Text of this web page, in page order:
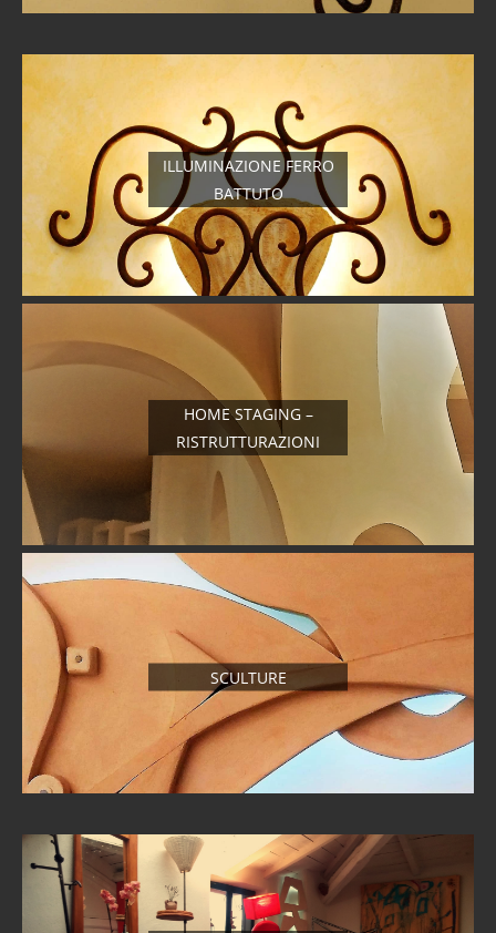
ILLUMINAZIONE FERRO
BATTUTO
HOME STAGING –
RISTRUTTURAZIONI
SCULTURE